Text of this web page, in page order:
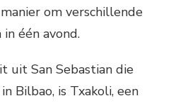
om verschillende
één avond.
uit San Sebastian die
Bilbao, is Txakoli, een